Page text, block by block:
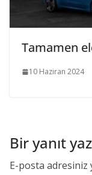
Tamamen
10 Haziran 2024
Bir yanıt
E-posta adresiniz